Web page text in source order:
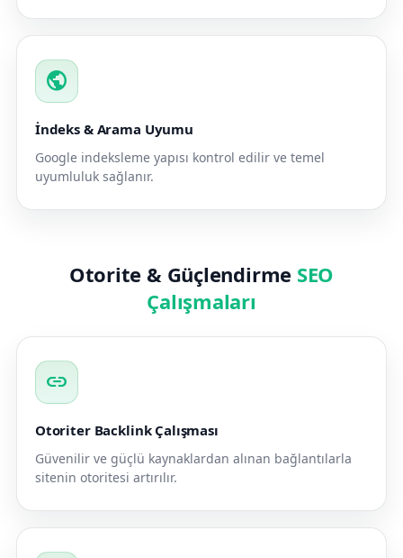
public
İndeks & Arama Uyumu
Google indeksleme yapısı kontrol edilir ve temel
uyumluluk sağlanır.
Otorite & Güçlendirme SEO
Çalışmaları
link
Otoriter Backlink Çalışması
Güvenilir ve güçlü kaynaklardan alınan bağlantılarla
sitenin otoritesi artırılır.